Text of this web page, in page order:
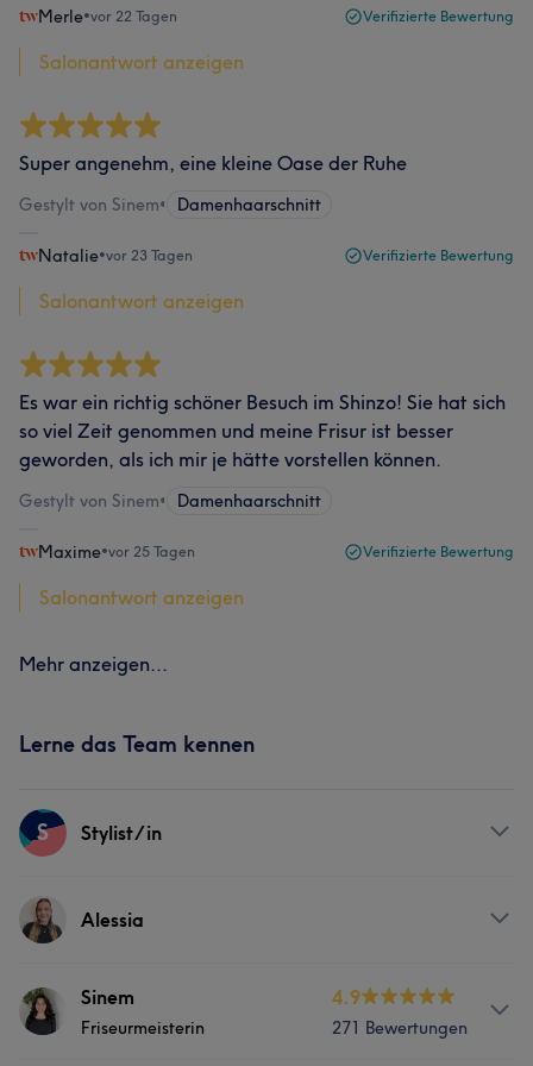
Merle•vor 22 Tagen Verifizierte Bewertung
Salonantwort anzeigen
Super angenehm, eine kleine Oase der Ruhe
Gestylt von Sinem• Damenhaarschnitt
Natalie•vor 23 Tagen Verifizierte Bewertung
Salonantwort anzeigen
Es war ein richtig schöner Besuch im Shinzo! Sie hat sich
so viel Zeit genommen und meine Frisur ist besser
geworden, als ich mir je hätte vorstellen können.
Gestylt von Sinem• Damenhaarschnitt
Maxime•vor 25 Tagen Verifizierte Bewertung
Salonantwort anzeigen
Mehr anzeigen...
Lerne das Team kennen
S Stylist/in
ServicesAlessia
ServicesSinem
Friseurmeisterin
4.9
271 Bewertungen